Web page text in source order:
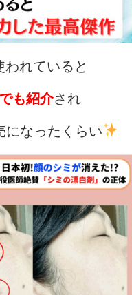
われていると
も紹介され
になったくらい